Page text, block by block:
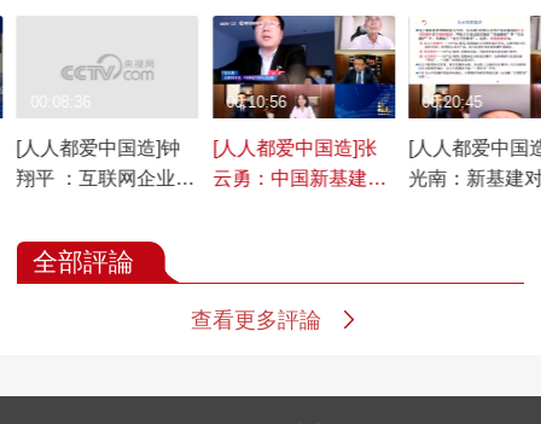
[人人都爱中国造]钟
翔平 ：互联网企业将
00:08:36
[人人都爱中国造]张
云勇：中国新基建抓
00:10:56
[人人都爱中国
光南：新基建
00:20:45
全部評論
查看更多評論